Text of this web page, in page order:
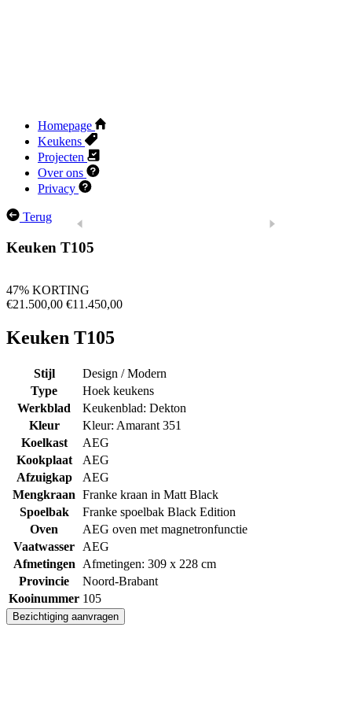
Homepage
Keukens
Projecten
Over ons
Privacy
Terug
Keuken T105
47% KORTING
€21.500,00 €11.450,00
Keuken T105
Stijl
Design / Modern
Type
Hoek keukens
Werkblad
Keukenblad: Dekton
Kleur
Kleur: Amarant 351
Koelkast
AEG
Kookplaat
AEG
Afzuigkap
AEG
Mengkraan Franke kraan in Matt Black
Spoelbak
Franke spoelbak Black Edition
Oven
AEG oven met magnetronfunctie
Vaatwasser
AEG
Afmetingen
Afmetingen: 309 x 228 cm
Provincie
Noord-Brabant
Kooinummer 105
Bezichtiging aanvragen